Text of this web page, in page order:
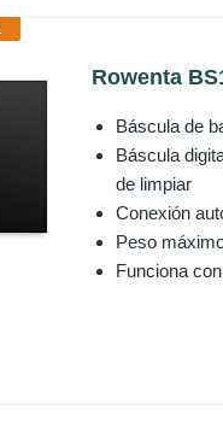
Rowenta
Báscula de
Báscula
de limpiar
Conexión
Peso
Funciona